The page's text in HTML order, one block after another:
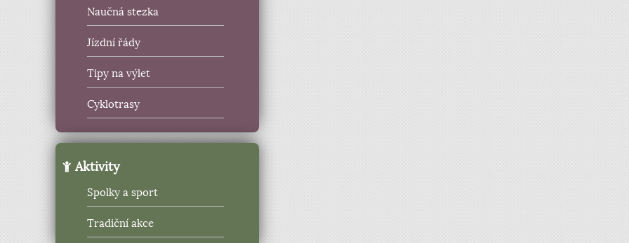
Naučná stezka
Jízdní řády
Tipy na výlet
Cyklotrasy
Aktivity
Spolky a sport
Tradiční akce